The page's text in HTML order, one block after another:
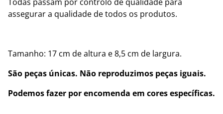
assegurar a qualidade de todos os produtos.
Tamanho: 17 cm de altura e 8,5 cm de largura.
São peças únicas. Não reproduzimos peças iguais.
Podemos fazer por encomenda em cores específicas.